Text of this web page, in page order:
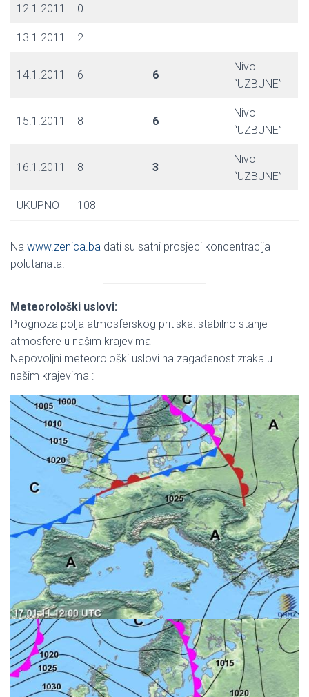
12.1.2011 0
13.1.2011 2
14.1.2011 6 6
Nivo
“UZBUNE”
15.1.2011 8 6
Nivo
“UZBUNE”
16.1.2011 8 3
Nivo
“UZBUNE”
UKUPNO 108
Na www.zenica.ba dati su satni prosjeci koncentracija
polutanata.
Meteorološki uslovi:
Prognoza polja atmosferskog pritiska: stabilno stanje
atmosfere u našim krajevima
Nepovoljni meteorološki uslovi na zagađenost zraka u
našim krajevima :